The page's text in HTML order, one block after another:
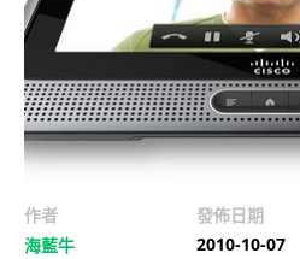
作者
海藍牛
發佈日期
2010-10-07